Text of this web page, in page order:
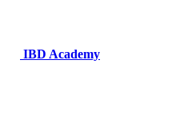
IBD Academy